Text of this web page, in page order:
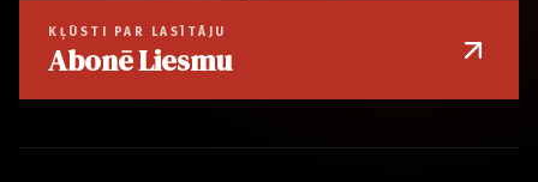
KĻŪSTI PAR LASĪTĀJU
Abonē Liesmu